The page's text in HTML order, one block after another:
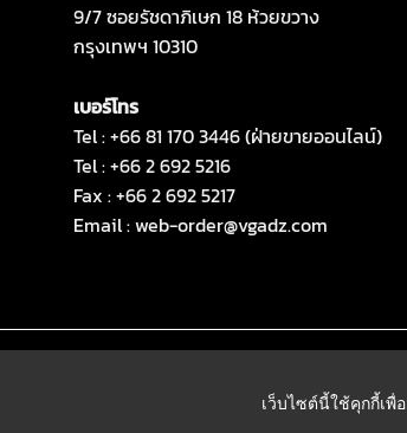
9/7 ซอยรัชดาภิเษก 18 ห้วยขวาง
กรุงเทพฯ 10310
เบอร์โทร
Tel : +66 81 170 3446 (ฝ่ายขายออนไลน์)
Tel : +66 2 692 5216
Fax : +66 2 692 5217
Email :web-order@vgadz.com
เว็บไซต์นี้ใช้คุกกี้เ